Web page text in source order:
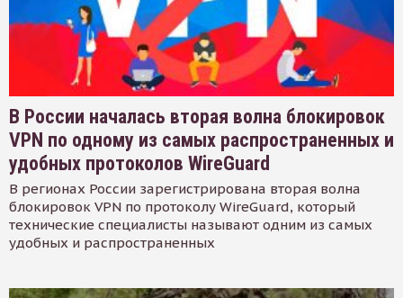
В России началась вторая волна блокировок
VPN по одному из самых распространенных и
удобных протоколов WireGuard
В регионах России зарегистрирована вторая волна
блокировок VPN по протоколу WireGuard, который
технические специалисты называют одним из самых
удобных и распространенных